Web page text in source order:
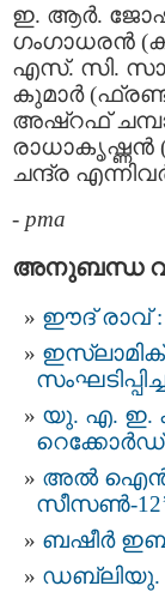
ഇ. ആര്‍.
ഗംഗാധരന്‍
എസ്. സി.
കുമാര്‍
അഷ്‌റഫ്
രാധാകൃഷ്ണന്‍
ചന്ദ്ര
- pma
അനുബന്ധ
ഈദ് രാവ് :
യു. എ. ഇ.
അൽ ഐൻ
സീസൺ-
ബഷീർ
ഡബ്ലിയു.